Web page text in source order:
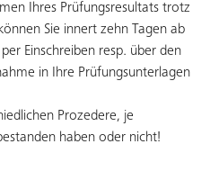
Ihres Prüfungsresultats trotz
Sie innert zehn Tagen ab
Einschreiben resp. über den
in Ihre Prüfungsunterlagen
Prozedere, je
haben oder nicht!